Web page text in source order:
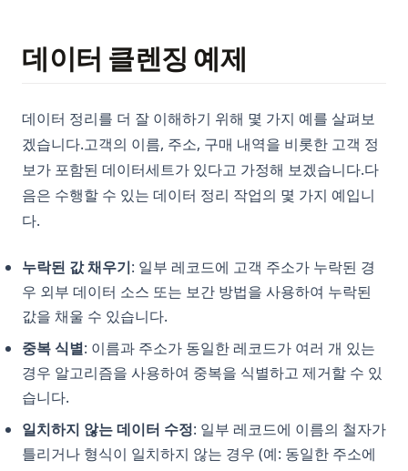
데이터 클렌징 예제
데이터 정리를 더 잘 이해하기 위해 몇 가지 예를 살펴보
겠습니다.고객의 이름, 주소, 구매 내역을 비롯한 고객 정
보가 포함된 데이터세트가 있다고 가정해 보겠습니다.다
음은 수행할 수 있는 데이터 정리 작업의 몇 가지 예입니
다.
누락된 값 채우기: 일부 레코드에 고객 주소가 누락된 경
우 외부 데이터 소스 또는 보간 방법을 사용하여 누락된
값을 채울 수 있습니다.
중복 식별: 이름과 주소가 동일한 레코드가 여러 개 있는
경우 알고리즘을 사용하여 중복을 식별하고 제거할 수 있
습니다.
일치하지 않는 데이터 수정: 일부 레코드에 이름의 철자가
틀리거나 형식이 일치하지 않는 경우 (예: 동일한 주소에